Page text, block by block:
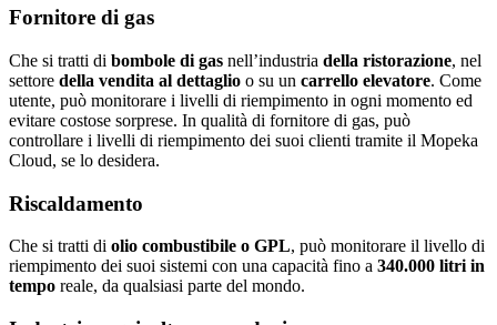
Fornitore di gas
Che si tratti di bombole di gas nell’industria della ristorazione, nel
settore della vendita al dettaglio o su un carrello elevatore. Come
utente, può monitorare i livelli di riempimento in ogni momento ed
evitare costose sorprese. In qualità di fornitore di gas, può
controllare i livelli di riempimento dei suoi clienti tramite il Mopeka
Cloud, se lo desidera.
Riscaldamento
Che si tratti di olio combustibile o GPL, può monitorare il livello di
riempimento dei suoi sistemi con una capacità fino a 340.000 litri in
tempo reale, da qualsiasi parte del mondo.